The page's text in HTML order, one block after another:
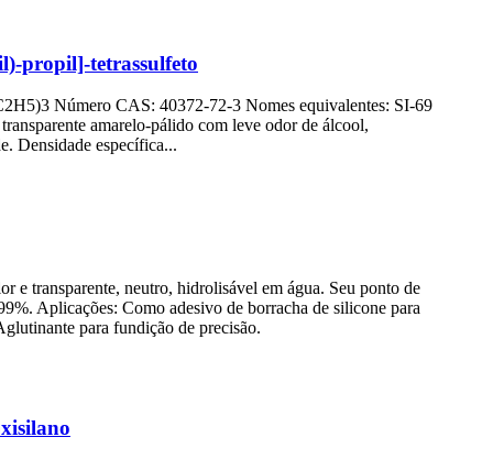
propil]-tetrassulfeto
Número CAS: 40372-72-3 Nomes equivalentes: SI-69
amarelo-pálido com leve odor de álcool,
Densidade específica...
transparente, neutro, hidrolisável em água. Seu ponto de
Aplicações: Como adesivo de borracha de silicone para
para fundição de precisão.